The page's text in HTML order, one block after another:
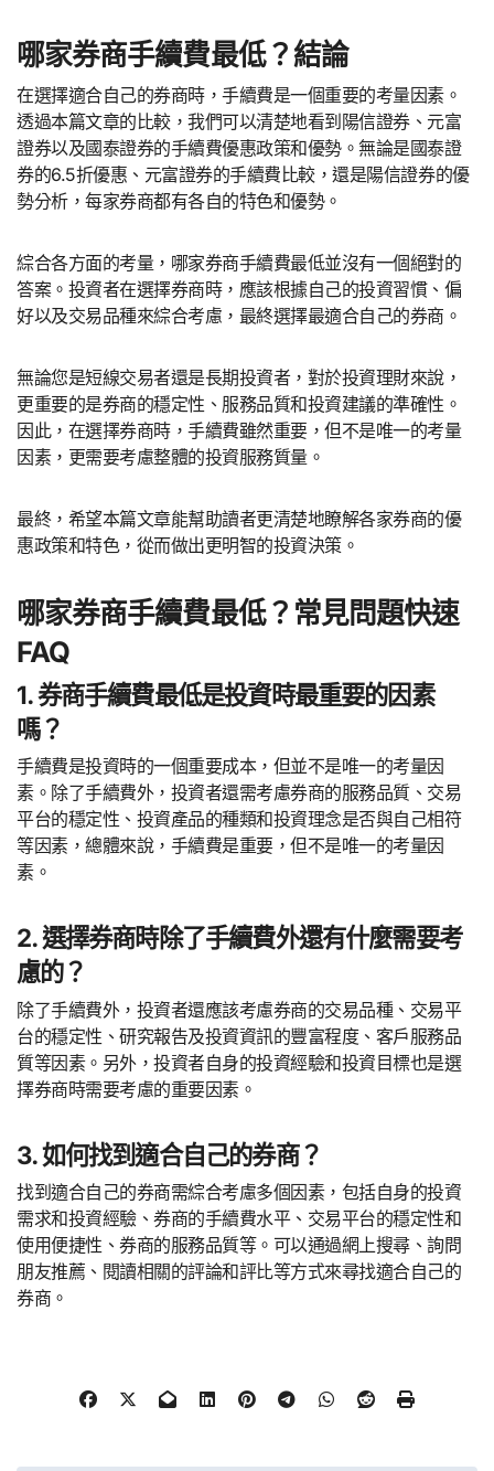
哪家券商手續費最低？結論
在選擇適合自己的券商時，手續費是一個重要的考量因素。
透過本篇文章的比較，我們可以清楚地看到陽信證券、元富
證券以及國泰證券的手續費優惠政策和優勢。無論是國泰證
券的6.5折優惠、元富證券的手續費比較，還是陽信證券的優
勢分析，每家券商都有各自的特色和優勢。
綜合各方面的考量，哪家券商手續費最低並沒有一個絕對的
答案。投資者在選擇券商時，應該根據自己的投資習慣、偏
好以及交易品種來綜合考慮，最終選擇最適合自己的券商。
無論您是短線交易者還是長期投資者，對於投資理財來說，
更重要的是券商的穩定性、服務品質和投資建議的準確性。
因此，在選擇券商時，手續費雖然重要，但不是唯一的考量
因素，更需要考慮整體的投資服務質量。
最終，希望本篇文章能幫助讀者更清楚地瞭解各家券商的優
惠政策和特色，從而做出更明智的投資決策。
哪家券商手續費最低？常見問題快速
FAQ
1. 券商手續費最低是投資時最重要的因素
嗎？
手續費是投資時的一個重要成本，但並不是唯一的考量因
素。除了手續費外，投資者還需考慮券商的服務品質、交易
平台的穩定性、投資產品的種類和投資理念是否與自己相符
等因素，總體來說，手續費是重要，但不是唯一的考量因
素。
2. 選擇券商時除了手續費外還有什麼需要考
慮的？
除了手續費外，投資者還應該考慮券商的交易品種、交易平
台的穩定性、研究報告及投資資訊的豐富程度、客戶服務品
質等因素。另外，投資者自身的投資經驗和投資目標也是選
擇券商時需要考慮的重要因素。
3. 如何找到適合自己的券商？
找到適合自己的券商需綜合考慮多個因素，包括自身的投資
需求和投資經驗、券商的手續費水平、交易平台的穩定性和
使用便捷性、券商的服務品質等。可以通過網上搜尋、詢問
朋友推薦、閱讀相關的評論和評比等方式來尋找適合自己的
券商。